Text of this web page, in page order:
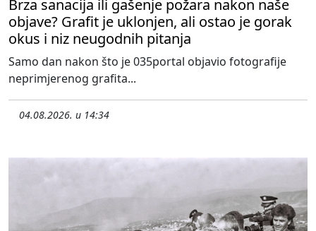
Brza sanacija ili gašenje požara nakon naše
objave? Grafit je uklonjen, ali ostao je gorak
okus i niz neugodnih pitanja
Samo dan nakon što je 035portal objavio fotografije
neprimjerenog grafita...
04.08.2026. u 14:34